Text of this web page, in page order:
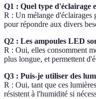
Q1 : Quel type d'éclairage
R : Un mélange d'éclairages
pour répondre aux divers
Q2 : Les ampoules LED
R : Oui, elles consomment
plus longue, et permettent
Q3 : Puis-je utiliser des
R : Oui, tant que ces
résistent à l'humidité si